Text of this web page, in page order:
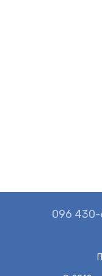
096